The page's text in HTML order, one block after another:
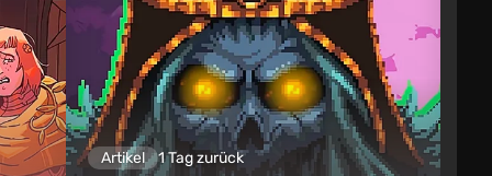
Artikel 1 Tag zurück